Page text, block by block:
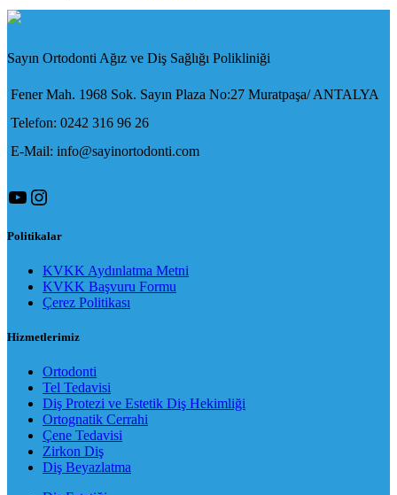
Sayın Ortodonti Ağız ve Diş Sağlığı Polikliniği
Fener Mah. 1968 Sok. Sayın Plaza No:27 Muratpaşa/ ANTALYA
Telefon: 0242 316 96 26
E-Mail: info@sayinortodonti.com
YouTube
Instagram
Politikalar
KVKK Aydınlatma Metni
KVKK Başvuru Formu
Çerez Politikası
Hizmetlerimiz
Ortodonti
Tel Tedavisi
Diş Protezi ve Estetik Diş Hekimliği
Ortognatik Cerrahi
Çene Tedavisi
Zirkon Diş
Diş Beyazlatma